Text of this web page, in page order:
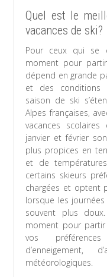
Quel est le
vacances de ski?
Pour ceux qui se
moment pour
dépend en grande
et des conditions
saison de ski
Alpes françaises,
vacances
janvier et février
plus propices en
et de
certains skieurs
chargées et optent
lorsque les
souvent plus
moment pour
vos
d’enneigement,
météorologiques.